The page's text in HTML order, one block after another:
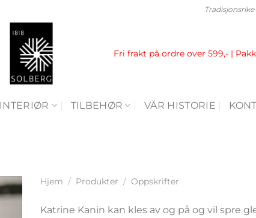
Fri frakt på ordre over 599,- |
INTERIØR TILBEHØR VÅR HISTORIE
Hjem / Produkter / Oppskrifter
Katrine Kanin kan kles av og på og vil spre